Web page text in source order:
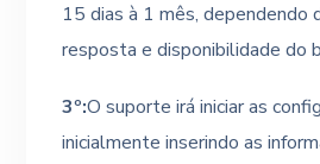
15 dias à 1 mês, dependendo
resposta e disponibilidade do
3º:O suporte irá iniciar as
inicialmente inserindo as